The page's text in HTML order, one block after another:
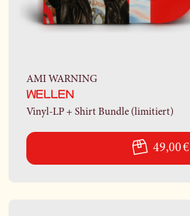
AMI WARNING
WELLEN
Vinyl-LP + Shirt Bundle (limitiert)
49,00 €